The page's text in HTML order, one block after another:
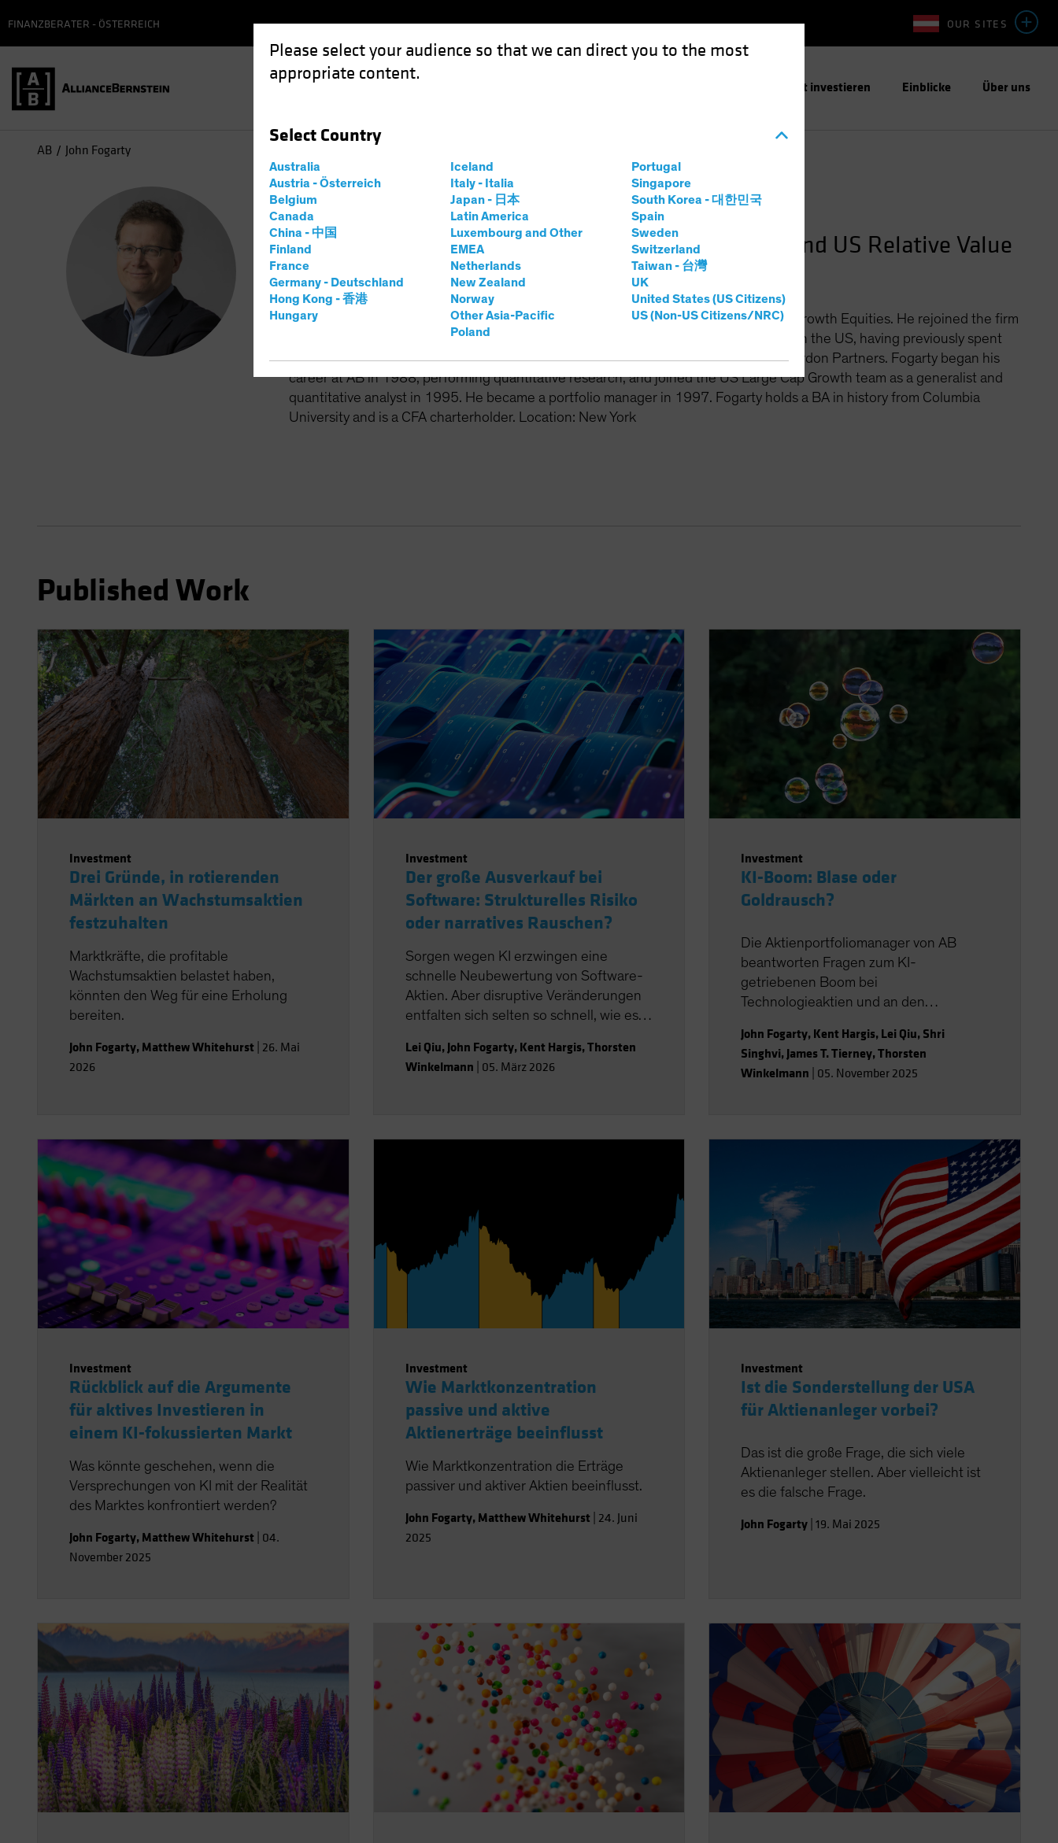
Please select your audience so that we can direct you to the most
appropriate content.
Select Country
Australia
Austria - Österreich
Belgium
Canada
China - 中国
Finland
France
Germany - Deutschland
Hong Kong - 香港
Hungary
Iceland
Italy - Italia
Japan - 日本
Latin America
Luxembourg and Other
EMEA
Netherlands
New Zealand
Norway
Other Asia-Pacific
Poland
Portugal
Singapore
South Korea - 대한민국
Spain
Sweden
Switzerland
Taiwan - 台灣
UK
United States (US Citizens)
US (Non-US Citizens/NRC)
OUR SITES
FINANZBERATER - ÖSTERREICH
Verantwortungsbewusst investieren Einblicke Über uns
AB John Fogarty
John H. Fogarty, CFA
Co-Chief Investment Officer—US Growth Equities and US Relative Value
31 Jahre bei AB|38 Jahre Erfahrung
John H. Fogarty is a Senior Vice President and Co-Chief Investment Officer for US Growth Equities. He rejoined the firm
in 2006 as a fundamental research analyst covering consumer-discretionary stocks in the US, having previously spent
nearly three years as a hedge fund manager at Dialectic Capital Management and Vardon Partners. Fogarty began his
career at AB in 1988, performing quantitative research, and joined the US Large Cap Growth team as a generalist and
quantitative analyst in 1995. He became a portfolio manager in 1997. Fogarty holds a BA in history from Columbia
University and is a CFA charterholder. Location: New York
Published Work
Investment
Drei Gründe, in rotierenden
Märkten an Wachstumsaktien
festzuhalten
Marktkräfte, die profitable
Wachstumsaktien belastet haben,
könnten den Weg für eine Erholung
bereiten.
John Fogarty, Matthew Whitehurst 26. Mai
2026
Investment
Der große Ausverkauf bei
Software: Strukturelles Risiko
oder narratives Rauschen?
Sorgen wegen KI erzwingen eine
schnelle Neubewertung von Software-
Aktien. Aber disruptive Veränderungen
entfalten sich selten so schnell, wie es
Lei Qiu, John Fogarty, Kent Hargis,Thorsten
Winkelmann 05. März 2026
Investment
KI-Boom: Blase oder
Goldrausch?
Die Aktienportfoliomanager von AB
beantworten Fragen zum KI-
getriebenen Boom bei
Technologieaktien und an den
John Fogarty, Kent Hargis, Lei Qiu, Shri
Singhvi, James T. Tierney,Thorsten
Winkelmann 05. November 2025
Investment
Rückblick auf die Argumente
für aktives Investieren in
einem KI-fokussierten Markt
Was könnte geschehen, wenn die
Versprechungen von KI mit der Realität
des Marktes konfrontiert werden?
John Fogarty, Matthew Whitehurst 04.
November 2025
Investment
Wie Marktkonzentration
passive und aktive
Aktienerträge beeinflusst
Wie Marktkonzentration die Erträge
passiver und aktiver Aktien beeinflusst.
John Fogarty, Matthew Whitehurst| 24. Juni
2025
Investment
Ist die Sonderstellung der USA
für Aktienanleger vorbei?
Das ist die große Frage, die sich viele
Aktienanleger stellen. Aber vielleicht ist
es die falsche Frage.
John Fogarty 19. Mai 2025